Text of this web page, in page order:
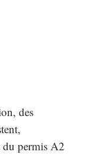
des
du permis A2